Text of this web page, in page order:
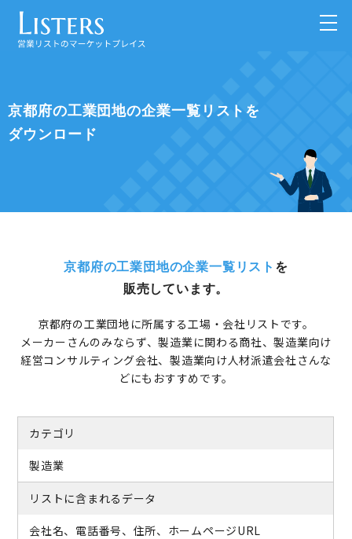
京都府の工業団地の企業一覧リストを
ダウンロード
京都府の工業団地の企業一覧リスト を
販売しています。
京都府の工業団地に所属する工場・会社リストです。
メーカーさんのみならず、製造業に関わる商社、製造業向け
経営コンサルティング会社、製造業向け人材派遣会社さんな
どにもおすすめです。
カテゴリ
製造業
リストに含まれるデータ
会社名、電話番号、住所、ホームページURL